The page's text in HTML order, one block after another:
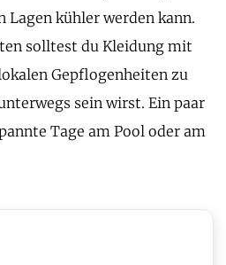
Lagen kühler werden kann.
solltest du Kleidung mit
Gepflogenheiten zu
sein wirst. Ein paar
Tage am Pool oder am